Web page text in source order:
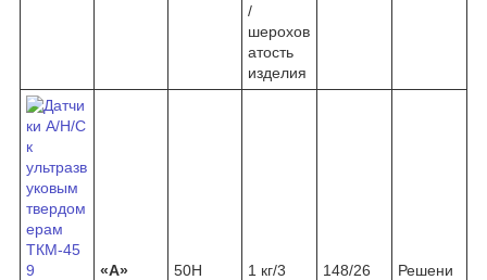
/
шерохов
атость
изделия
«А»
50H
1 кг/3
148/26
Решени